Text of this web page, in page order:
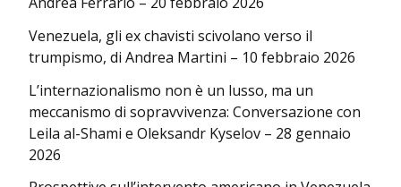
Venezuela, gli ex chavisti scivolano verso il
trumpismo, di Andrea Martini – 10 febbraio 2026
L’internazionalismo non è un lusso, ma un
meccanismo di sopravvivenza: Conversazione con
Leila al-Shami e Oleksandr Kyselov – 28 gennaio
2026